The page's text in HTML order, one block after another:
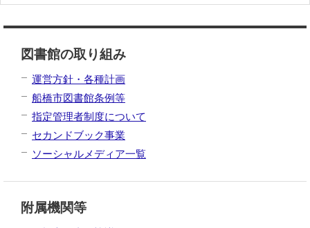
図書館の取り組み
運営方針・各種計画
船橋市図書館条例等
指定管理者制度について
セカンドブック事業
ソーシャルメディア一覧
附属機関等